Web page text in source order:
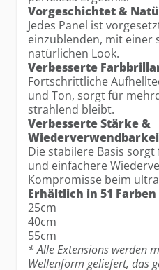
Vorgeschichtet &
Jedes Panel ist
einzublenden, mit einer
natürlichen Look.
Verbesserte
Fortschrittliche
und Ton, sorgt für
strahlend bleibt.
Verbesserte Stärke &
Die stabilere Basis
und einfachere
Kompromisse beim
Erhältlich in 51 Farben
25cm
40cm
55cm
* Alle Extensions werden
Wellenform geliefert, das